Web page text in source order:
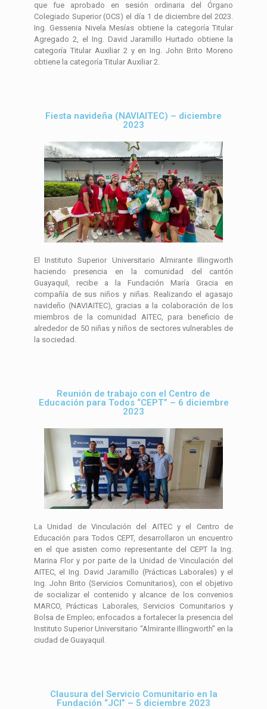
que fue aprobado en sesión ordinaria del Órgano
Colegiado Superior (OCS) el día 1 de diciembre del 2023.
Ing. Gessenia Nivela Mesías obtiene la categoría Titular
Agregado 2, el Ing. David Jaramillo Hurtado obtiene la
categoría Titular Auxiliar 2 y en Ing. John Brito Moreno
obtiene la categoría Titular Auxiliar 2.
Fiesta navideña (NAVIAITEC) – diciembre
2023
El Instituto Superior Universitario Almirante Illingworth
haciendo presencia en la comunidad del cantón
Guayaquil, recibe a la Fundación María Gracia en
compañía de sus niños y niñas. Realizando el agasajo
navideño (NAVIAITEC), gracias a la colaboración de los
miembros de la comunidad AITEC, para beneficio de
alrededor de 50 niñas y niños de sectores vulnerables de
la sociedad.
Reunión de trabajo con el Centro de
Educación para Todos “CEPT” – 6 diciembre
2023
La Unidad de Vinculación del AITEC y el Centro de
Educación para Todos CEPT, desarrollaron un encuentro
en el que asisten como representante del CEPT la Ing.
Marina Flor y por parte de la Unidad de Vinculación del
AITEC, el Ing. David Jaramillo (Prácticas Laborales) y el
Ing. John Brito (Servicios Comunitarios), con el objetivo
de socializar el contenido y alcance de los convenios
MARCO, Prácticas Laborales, Servicios Comunitarios y
Bolsa de Empleo; enfocados a fortalecer la presencia del
Instituto Superior Universitario “Almirante Illingworth” en la
ciudad de Guayaquil.
Clausura del Servicio Comunitario en la
Fundación “JCI” – 5 diciembre 2023